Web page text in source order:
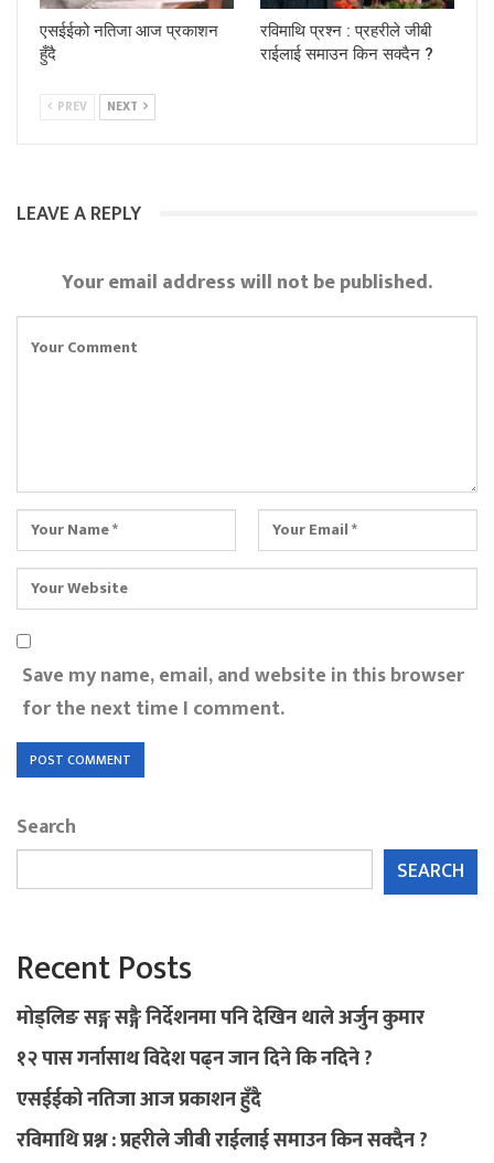
एसईईको नतिजा आज प्रकाशन
हुँदै
रविमाथि प्रश्न : प्रहरीले जीबी
राईलाई समाउन किन सक्दैन ?
PREV NEXT
LEAVE A REPLY
Your email address will not be published.
Save my name, email, and website in this browser
for the next time I comment.
Search
SEARCH
Recent Posts
मोड्लिङ सङ्ग सङ्गै निर्देशनमा पनि देखिन थाले अर्जुन कुमार
१२ पास गर्नासाथ विदेश पढ्न जान दिने कि नदिने ?
एसईईको नतिजा आज प्रकाशन हुँदै
रविमाथि प्रश्न : प्रहरीले जीबी राईलाई समाउन किन सक्दैन ?